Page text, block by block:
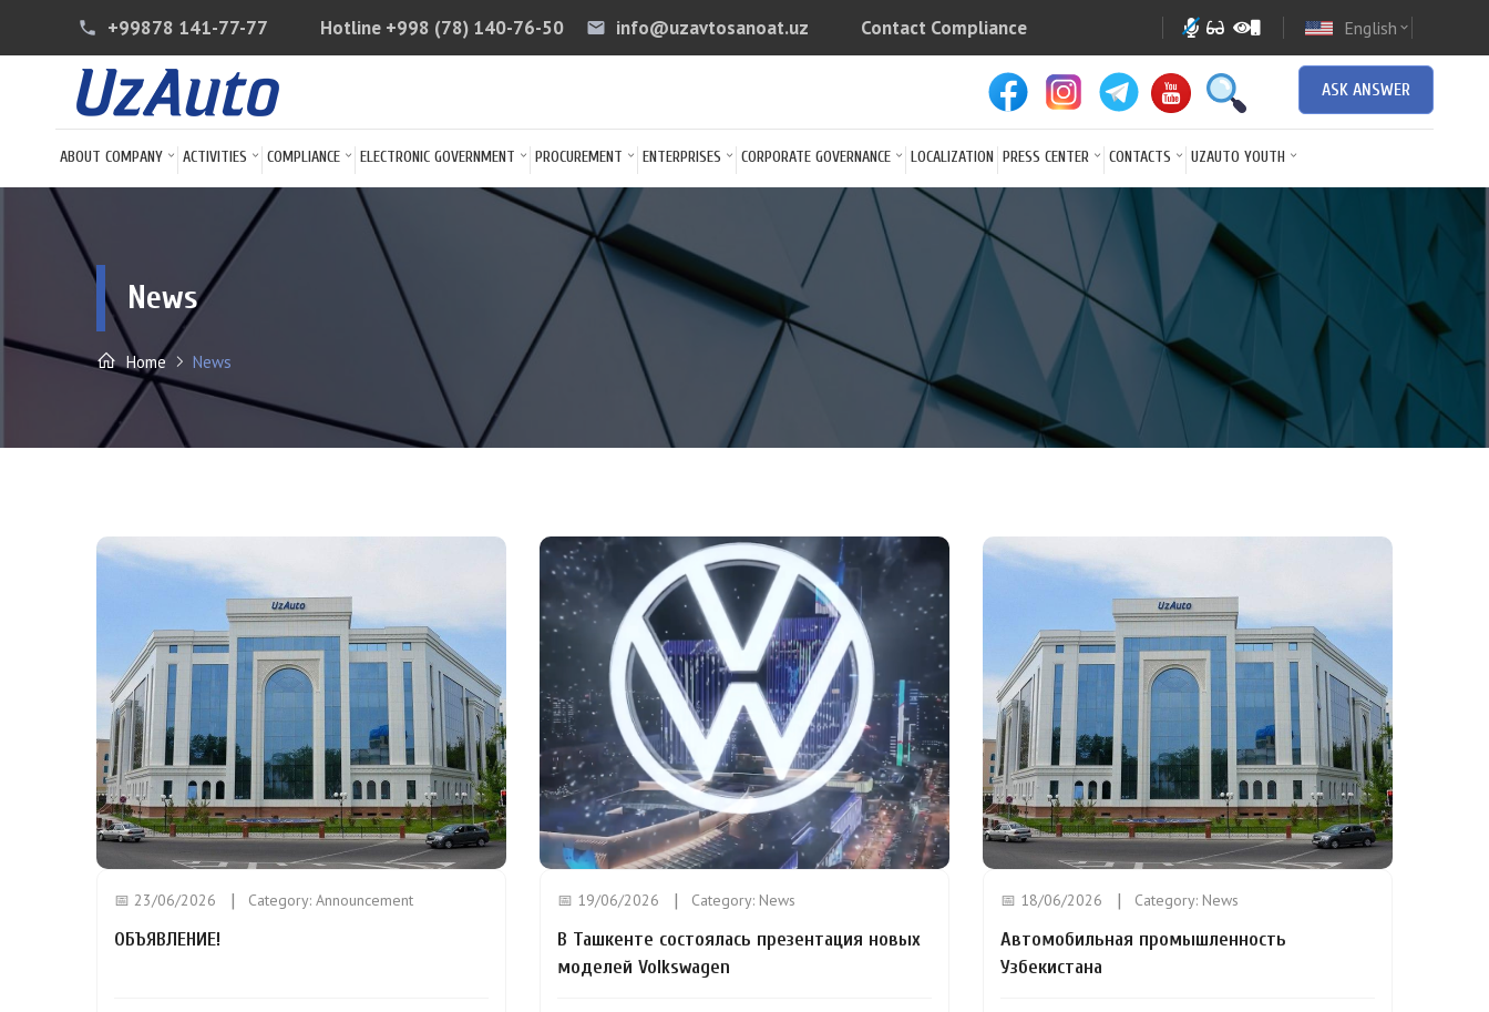
phone +99878 141-77-77 Hotline +998 (78) 140-76-50 email info@uzavtosanoat.uz arrow
Contact Compliance English expand_more
ASK ANSWER
ABOUT COMPANY ACTIVITIES COMPLIANCE ELECTRONIC GOVERNMENT PROCUREMENT ENTERPRISES CORPORATE GOVERNANCE LOCALIZATION PRESS CENTER CONTACTS UZAUTO YOUTH
News
Home News
📅 23/06/2026 Category: Announcement
ОБЪЯВЛЕНИЕ!
📅 19/06/2026 Category: News
В Ташкенте состоялась презентация новых
моделей Volkswagen
📅 18/06/2026 Category: News
Автомобильная промышленность
Узбекистана